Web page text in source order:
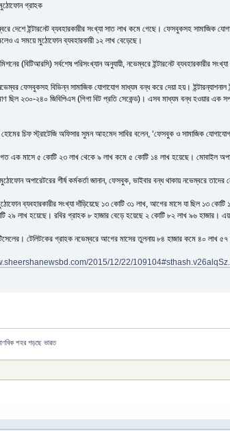
মুঠোফোন গ্রাহক
দেশে ইন্টারনেট ব্যবহারকারীর সংখ্যা সাত লাখ কমে গেছে। ফেসবুকসহ সামাজিক
এ সময়ে মুঠোফোন ব্যবহারকারী ১২ লাখ বেড়েছে।
(বিটিআরসি) সর্বশেষ পরিসংখ্যান অনুযায়ী, নভেম্বরে ইন্টারনেট
ফেসবুকসহ বিভিন্ন সামাজিক যোগাযোগ মাধ্যম বন্ধ করে দেয়া হয়।
ছিল ২৩০-২৪০ জিবিপিএস (গিগা বিট প্রতি সেকেন্ড)। এসব মাধ্যম বন্ধ হওয়ার
চিফ স্ট্রাটেজি অফিসার সুমন আহমেদ সাবির বলেন, ‘ফেসবুক ও সামাজিক
গত এক মাসে ৫ কোটি ২৩ লাখ থেকে ৯ লাখ কমে ৫ কোটি ১৪ লাখ হয়েছে। মোবাইল
অপারেটরের শীর্ষ কর্মকর্তা জানান, ফেসবুক, ভাইবার বন্ধ থাকায় নভেম্বরে তাদের
ব্যবহারকারীর সংখ্যা দাঁড়িয়েছে ১৩ কোটি ৩১ লাখ, আগের মাসে যা ছিল ১৩
২৯ লাখ হয়েছে। রবির গ্রাহক ৮ হাজার বেড়ে হয়েছে ২ কোটি ৮২ লাখ ৯৬ হাজার।
টেলিটকের গ্রাহক নভেম্বরে আগের মাসের তুলনায় ৮৪ হাজার কমে ৪০ লাখ
2015/12/22/
শহর গড়ছে ভারত